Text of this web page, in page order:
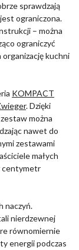
sprawdzają
ograniczona.
– można
ograniczyć
organizację kuchni
KOMPACT
. Dzięki
można
nawet do
zestawami
małych
centymetr
naczyń.
nierdzewnej
równomiernie
energii podczas